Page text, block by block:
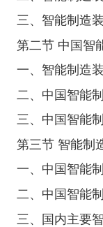
三、智能制造
第二节 中国智
一、智能制造
二、中国智能
三、中国智能
第三节 智能制
一、中国智能
二、中国智能
三、国内主要